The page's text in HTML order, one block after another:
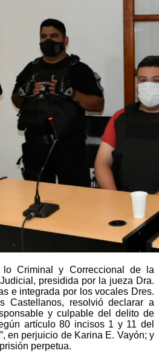
lo Criminal y Correccional de la
presidida por la jueza Dra.
e integrada por los vocales Dres.
Castellanos, resolvió declarar a
y culpable del delito de
artículo 80 incisos 1 y 11 del
en perjuicio de Karina E. Vayón; y
perpetua.